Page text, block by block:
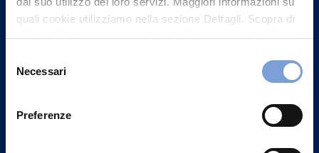
quali cookie utilizziamo nella sezione Dettagli. Scopra di
più su chi siamo, come può contattarci e come trattiamo i
può trovare nel footer del sito nella sezione "Informativa
delNecessari
Preferenze